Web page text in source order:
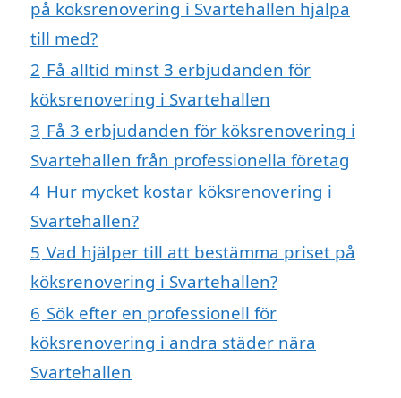
på köksrenovering i Svartehallen hjälpa
till med?
2 Få alltid minst 3 erbjudanden för
köksrenovering i Svartehallen
3 Få 3 erbjudanden för köksrenovering i
Svartehallen från professionella företag
4 Hur mycket kostar köksrenovering i
Svartehallen?
5 Vad hjälper till att bestämma priset på
köksrenovering i Svartehallen?
6 Sök efter en professionell för
köksrenovering i andra städer nära
Svartehallen